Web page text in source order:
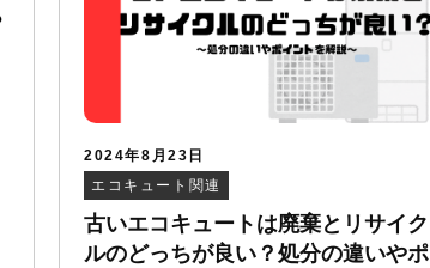
2024年8月23日
エコキュート関連
古いエコキュートは廃棄とリサイク
ルのどっちが良い？処分の違いやポ